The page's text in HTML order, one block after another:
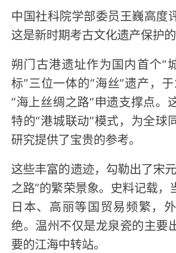
中国社科院学部委员王巍高度
这是新时期考古文化遗产保护的
朔门古港遗址作为国内首个
标”三位一体的“海丝”遗产，
“海上丝绸之路”申遗支撑点。
特的“港城联动”模式，为全球
研究提供了宝贵的参考。
这些丰富的遗迹，勾勒出了宋
之路”的繁荣景象。史料记载，
日本、高丽等国贸易频繁，
绝。温州不仅是龙泉瓷的主要
要的江海中转站。